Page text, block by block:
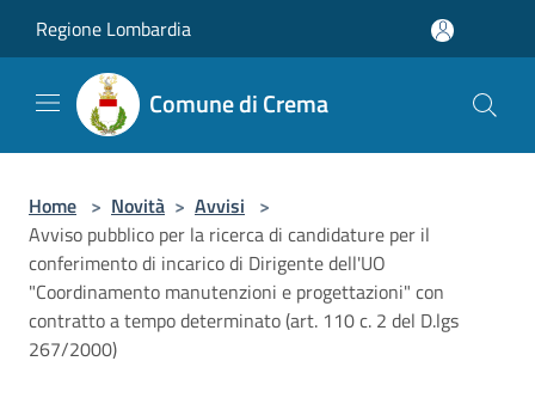
Regione Lombardia
Comune di Crema
Home > Novità > Avvisi >
Avviso pubblico per la ricerca di candidature per il
conferimento di incarico di Dirigente dell'UO
"Coordinamento manutenzioni e progettazioni" con
contratto a tempo determinato (art. 110 c. 2 del D.lgs
267/2000)